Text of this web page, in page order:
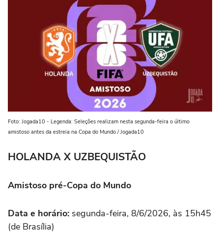
Foto: Jogada10 - Legenda: Seleções realizam nesta segunda-feira o último
amistoso antes da estreia na Copa do Mundo / Jogada10
HOLANDA X UZBEQUISTÃO
Amistoso pré-Copa do Mundo
Data e horário: segunda-feira, 8/6/2026, às 15h45
(de Brasília)